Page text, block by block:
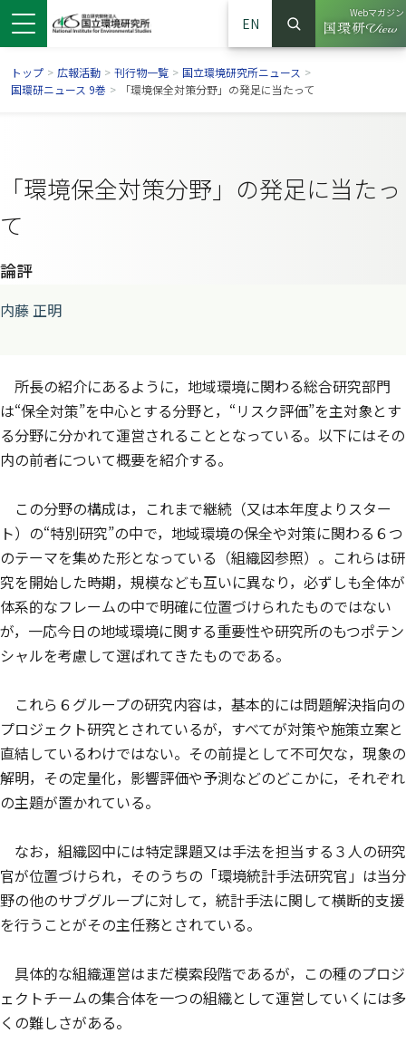
ウで開きます）
ンドウで開きます）
ウインドウで開きます）
EN
サイト内検索
検索
Webマガジン
（別ウイ
トップ > 広報活動 > 刊行物一覧 > 国立環境研究所ニュース >
国環研ニュース 9巻 > 「環境保全対策分野」の発足に当たって
「環境保全対策分野」の発足に当たっ
て
論評
内藤 正明
所長の紹介にあるように，地域環境に関わる総合研究部門
は“保全対策”を中心とする分野と，“リスク評価”を主対象とす
る分野に分かれて運営されることとなっている。以下にはその
内の前者について概要を紹介する。
この分野の構成は，これまで継続（又は本年度よりスター
ト）の“特別研究”の中で，地域環境の保全や対策に関わる６つ
のテーマを集めた形となっている（組織図参照）。これらは研
究を開始した時期，規模なども互いに異なり，必ずしも全体が
体系的なフレームの中で明確に位置づけられたものではない
が，一応今日の地域環境に関する重要性や研究所のもつポテン
シャルを考慮して選ばれてきたものである。
これら６グループの研究内容は，基本的には問題解決指向の
プロジェクト研究とされているが，すべてが対策や施策立案と
直結しているわけではない。その前提として不可欠な，現象の
解明，その定量化，影響評価や予測などのどこかに，それぞれ
の主題が置かれている。
なお，組織図中には特定課題又は手法を担当する３人の研究
官が位置づけられ，そのうちの「環境統計手法研究官」は当分
野の他のサブグループに対して，統計手法に関して横断的支援
を行うことがその主任務とされている。
具体的な組織運営はまだ模索段階であるが，この種のプロジ
ェクトチームの集合体を一つの組織として運営していくには多
くの難しさがある。